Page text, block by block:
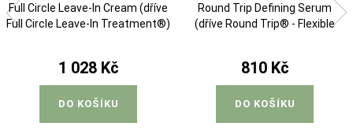
Full Circle Leave-In Cream (dříve
Full Circle Leave-In Treatment®)
1 028 Kč
DO KOŠÍKU
Round Trip Defining Serum
(dříve Round Trip® - Flexible
810 Kč
DO KOŠÍKU